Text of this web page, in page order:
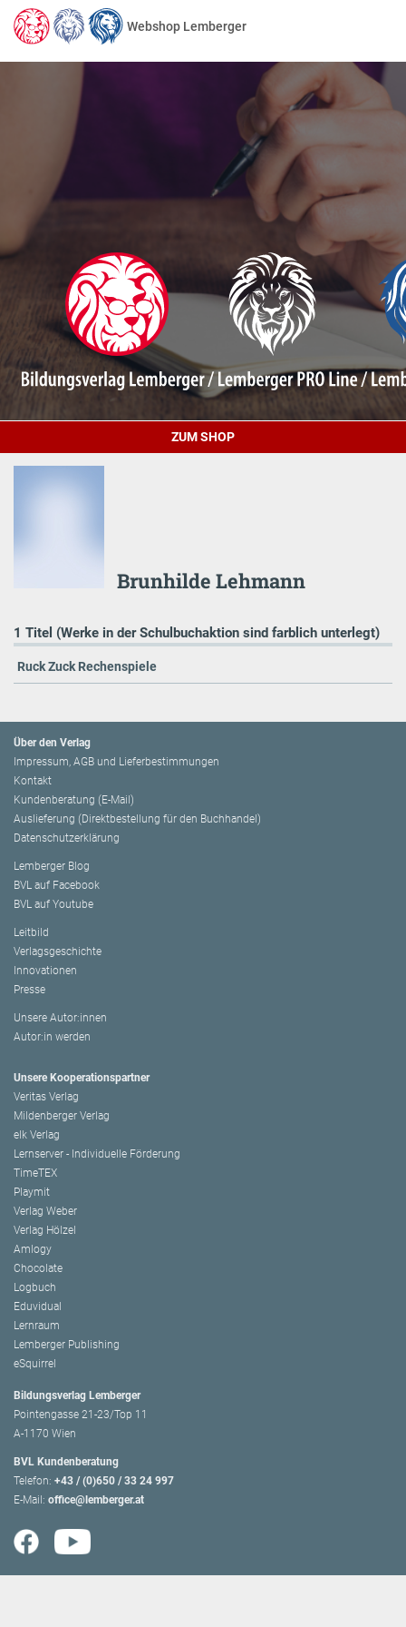
Webshop Lemberger
ZUM SHOP
Brunhilde Lehmann
1 Titel (Werke in der Schulbuchaktion sind farblich unterlegt)
Ruck Zuck Rechenspiele
Über den Verlag
Impressum, AGB und Lieferbestimmungen
Kontakt
Kundenberatung (E-Mail)
Auslieferung (Direktbestellung für den Buchhandel)
Datenschutzerklärung
Lemberger Blog
BVL auf Facebook
BVL auf Youtube
Leitbild
Verlagsgeschichte
Innovationen
Presse
Unsere Autor:innen
Autor:in werden
Unsere Kooperationspartner
Veritas Verlag
Mildenberger Verlag
elk Verlag
Lernserver - Individuelle Förderung
TimeTEX
Playmit
Verlag Weber
Verlag Hölzel
Amlogy
Chocolate
Logbuch
Eduvidual
Lernraum
Lemberger Publishing
eSquirrel
Bildungsverlag Lemberger
Pointengasse 21-23/Top 11
A-1170 Wien
BVL Kundenberatung
Telefon: +43 / (0)650 / 33 24 997
E-Mail: office@lemberger.at